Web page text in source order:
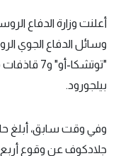
أعلنت وزارة الدفاع
وسائل الدفاع الجوي
"توتشكا-
بيلجورود.
وفي وقت سابق، أبلغ
جلادكوف عن وقوع